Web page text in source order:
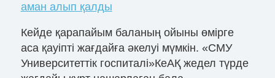
аман алып қалды
Кейде қарапайым баланың ойыны өмірге
аса қауіпті жағдайға әкелуі мүмкін. «СМУ
Университеттік госпиталі»КеАҚ жедел түрде